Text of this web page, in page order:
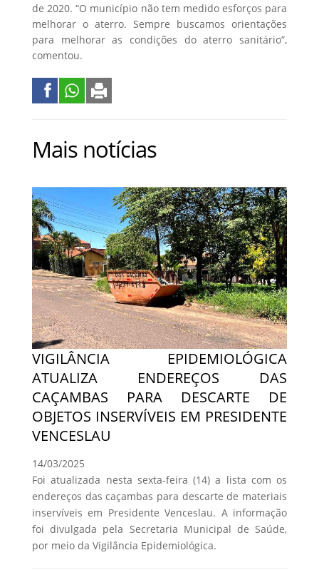
de 2020. “O município não tem medido esforços para
melhorar o aterro. Sempre buscamos orientações
para melhorar as condições do aterro sanitário”,
comentou.
Mais notícias
VIGILÂNCIA EPIDEMIOLÓGICA
ATUALIZA ENDEREÇOS DAS
CAÇAMBAS PARA DESCARTE DE
OBJETOS INSERVÍVEIS EM PRESIDENTE
VENCESLAU
14/03/2025
Foi atualizada nesta sexta-feira (14) a lista com os
endereços das caçambas para descarte de materiais
inservíveis em Presidente Venceslau. A informação
foi divulgada pela Secretaria Municipal de Saúde,
por meio da Vigilância Epidemiológica.